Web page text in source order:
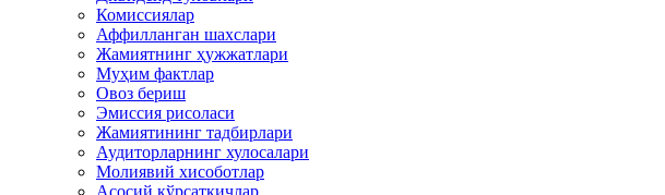
Комиссиялар
Аффилланган шахслари
Жамиятнинг ҳужжатлари
Муҳим фактлар
Овоз бериш
Эмиссия рисоласи
Жамиятининг тадбирлари
Аудиторларнинг хулосалари
Молиявий хисоботлар
Асосий кўрсаткичлар